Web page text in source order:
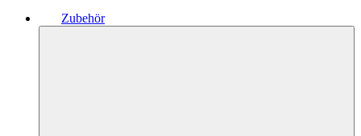
Zubehör